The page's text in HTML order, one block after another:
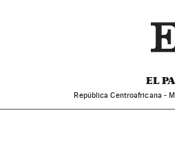
EL
República Centroafricana -